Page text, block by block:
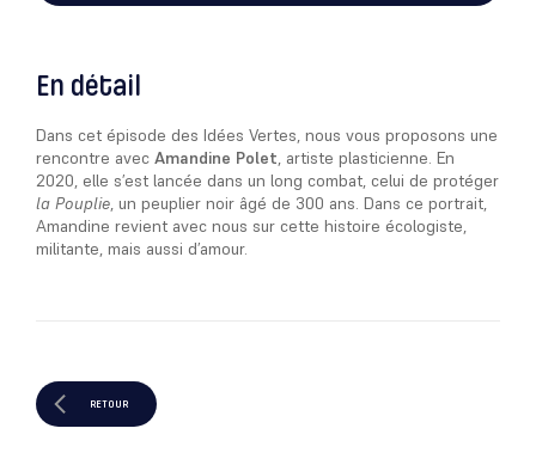
En détail
Dans cet épisode des Idées Vertes, nous vous proposons une
rencontre avec Amandine Polet, artiste plasticienne. En
2020, elle s’est lancée dans un long combat, celui de protéger
la Pouplie, un peuplier noir âgé de 300 ans. Dans ce portrait,
Amandine revient avec nous sur cette histoire écologiste,
militante, mais aussi d’amour.
RETOUR